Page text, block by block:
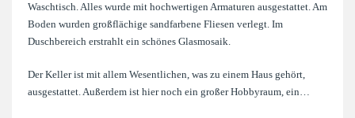
Waschtisch. Alles wurde mit hochwertigen Armaturen ausgestattet. Am
Boden wurden großflächige sandfarbene Fliesen verlegt. Im
Duschbereich erstrahlt ein schönes Glasmosaik.
Der Keller ist mit allem Wesentlichen, was zu einem Haus gehört,
ausgestattet. Außerdem ist hier noch ein großer Hobbyraum, ein…